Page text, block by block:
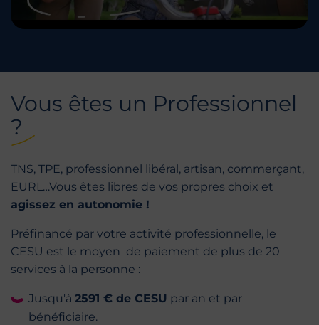
Vous êtes un Professionnel
?
TNS, TPE, professionnel libéral, artisan, commerçant,
EURL…Vous êtes libres de vos propres choix et
agissez en autonomie !
Préfinancé par votre activité professionnelle, le
CESU est le moyen de paiement de plus de 20
services à la personne :
Jusqu'à 2591 € de CESU par an et par
bénéficiaire.